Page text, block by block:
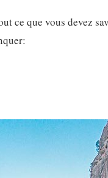
ce que vous devez